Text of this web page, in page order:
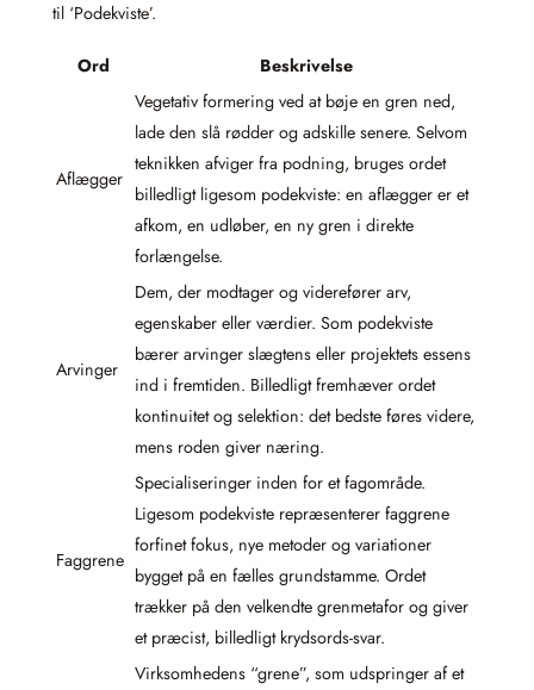
til ‘Podekviste’.
Ord Beskrivelse
Aflægger
Vegetativ formering ved at bøje en gren ned,
lade den slå rødder og adskille senere. Selvom
teknikken afviger fra podning, bruges ordet
billedligt ligesom podekviste: en aflægger er et
afkom, en udløber, en ny gren i direkte
forlængelse.
Arvinger
Dem, der modtager og viderefører arv,
egenskaber eller værdier. Som podekviste
bærer arvinger slægtens eller projektets essens
ind i fremtiden. Billedligt fremhæver ordet
kontinuitet og selektion: det bedste føres videre,
mens roden giver næring.
Faggrene
Specialiseringer inden for et fagområde.
Ligesom podekviste repræsenterer faggrene
forfinet fokus, nye metoder og variationer
bygget på en fælles grundstamme. Ordet
trækker på den velkendte grenmetafor og giver
et præcist, billedligt krydsords-svar.
Virksomhedens “grene”, som udspringer af et